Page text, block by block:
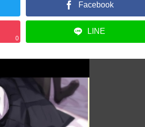
Facebook
0
LINE